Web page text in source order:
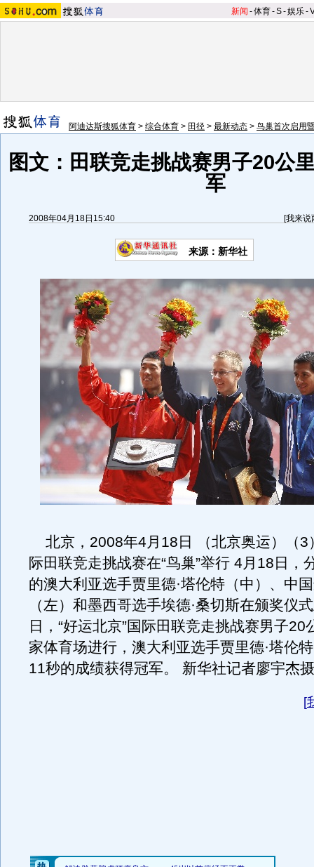
新闻 -体育-S-娱乐-
阿迪达斯搜狐体育 > 综合体育 > 田径 > 最新动态 > 鸟巢首次启用
图文：田联竞走挑战赛男子20公
军
2008年04月18日15:40 [我来说
来源：新华社
北京，2008年4月18日 （北京奥运）（
际田联竞走挑战赛在“鸟巢”举行 4月18日，
的澳大利亚选手贾里德·塔伦特（中）、中
（左）和墨西哥选手埃德·桑切斯在颁奖仪
日，“好运北京”国际田联竞走挑战赛男子20
家体育场进行，澳大利亚选手贾里德·塔伦
11秒的成绩获得冠军。 新华社记者廖宇杰摄
[